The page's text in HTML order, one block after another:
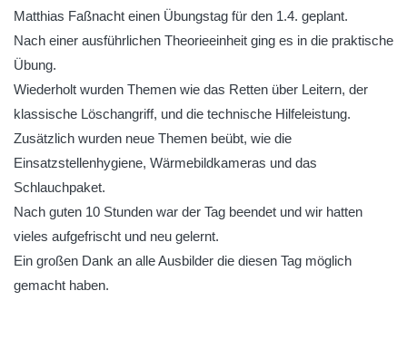
Matthias Faßnacht einen Übungstag für den 1.4. geplant.
Nach einer ausführlichen Theorieeinheit ging es in die praktische
Übung.
Wiederholt wurden Themen wie das Retten über Leitern, der
klassische Löschangriff, und die technische Hilfeleistung.
Zusätzlich wurden neue Themen beübt, wie die
Einsatzstellenhygiene, Wärmebildkameras und das
Schlauchpaket.
Nach guten 10 Stunden war der Tag beendet und wir hatten
vieles aufgefrischt und neu gelernt.
Ein großen Dank an alle Ausbilder die diesen Tag möglich
gemacht haben.